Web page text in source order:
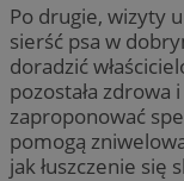
Po drugie, wizyty
sierść psa w
doradzić
pozostała zdrowa
zaproponować
pomogą
jak łuszczenie się